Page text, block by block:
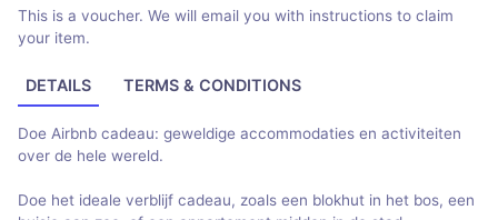
This is a voucher. We will email you with instructions to claim
your item.
DETAILS TERMS & CONDITIONS
Doe Airbnb cadeau: geweldige accommodaties en activiteiten
over de hele wereld.
Doe het ideale verblijf cadeau, zoals een blokhut in het bos, een